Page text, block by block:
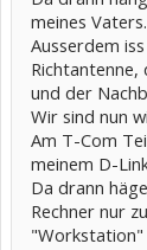
meines Vaters.
Ausserdem
Richtantenne,
und der
Wir sind nun
Am T-Com
meinem D-
Da drann
Rechner nur
"Workstation"